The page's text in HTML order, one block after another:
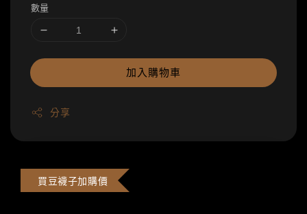
數量
加入購物車
分享
買豆襪子加購價